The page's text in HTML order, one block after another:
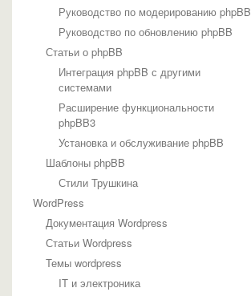
Руководство по модерированию phpBB
Руководство по обновлению phpBB
Статьи о phpBB
Интеграция phpBB с другими
системами
Расширение функциональности
phpBB3
Установка и обслуживание phpBB
Шаблоны phpBB
Стили Трушкина
WordPress
Документация Wordpress
Статьи Wordpress
Темы wordpress
IT и электроника